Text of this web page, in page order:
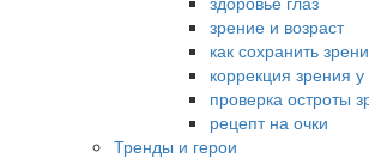
зрение и возраст
как сохранить
коррекция зрения у
проверка остроты
рецепт на очки
Тренды и герои